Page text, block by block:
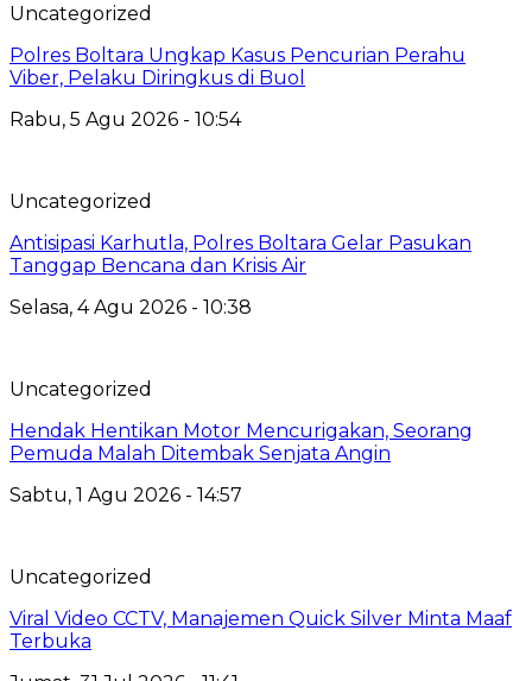
Uncategorized
Polres Boltara Ungkap Kasus Pencurian Perahu
Viber, Pelaku Diringkus di Buol
Rabu, 5 Agu 2026 - 10:54
Uncategorized
Antisipasi Karhutla, Polres Boltara Gelar Pasukan
Tanggap Bencana dan Krisis Air
Selasa, 4 Agu 2026 - 10:38
Uncategorized
Hendak Hentikan Motor Mencurigakan, Seorang
Pemuda Malah Ditembak Senjata Angin
Sabtu, 1 Agu 2026 - 14:57
Uncategorized
Viral Video CCTV, Manajemen Quick Silver Minta Maaf
Terbuka